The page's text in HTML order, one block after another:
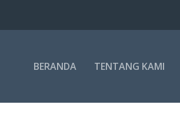
BERANDA TENTANG KAMI